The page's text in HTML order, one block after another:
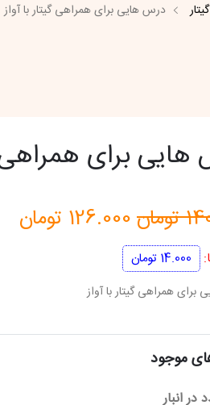
گیتار درس هایی برای همراهی گیتار با آواز
برای همراهی
تومانقیمت
اصلی
126.000 تومان
14.000 تومان
همراهی گیتار با آواز
موجود